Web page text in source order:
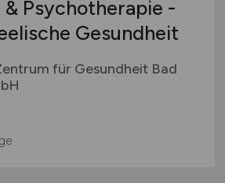
Psychotherapie -
Gesundheit
für Gesundheit Bad